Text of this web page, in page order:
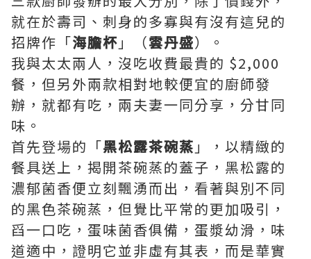
就在於壽司、刺身的多寡與有沒有這兒的
招牌作「海膽杯 」（雲丹盛）。
我與太太兩人，沒吃收費最貴的 $2,000
餐，但另外兩款相對地較便宜的廚師發
辦，就都有吃，兩夫妻一同分享，分甘同
味。
首先登場的「黑松露茶碗蒸 」，以精緻的
餐具送上，揭開茶碗蒸的蓋子，黑松露的
濃郁菌香便立刻飄湧而出，看著與別不同
的黑色茶碗蒸，但覺比平常的更加吸引，
舀一口吃，蛋味菌香俱備，蛋漿幼滑，味
道適中，證明它並非虛有其表，而是華實